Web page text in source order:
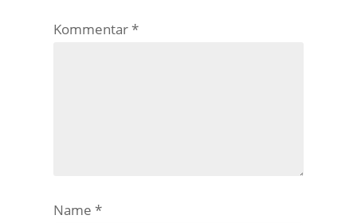
Kommentar*
Name*